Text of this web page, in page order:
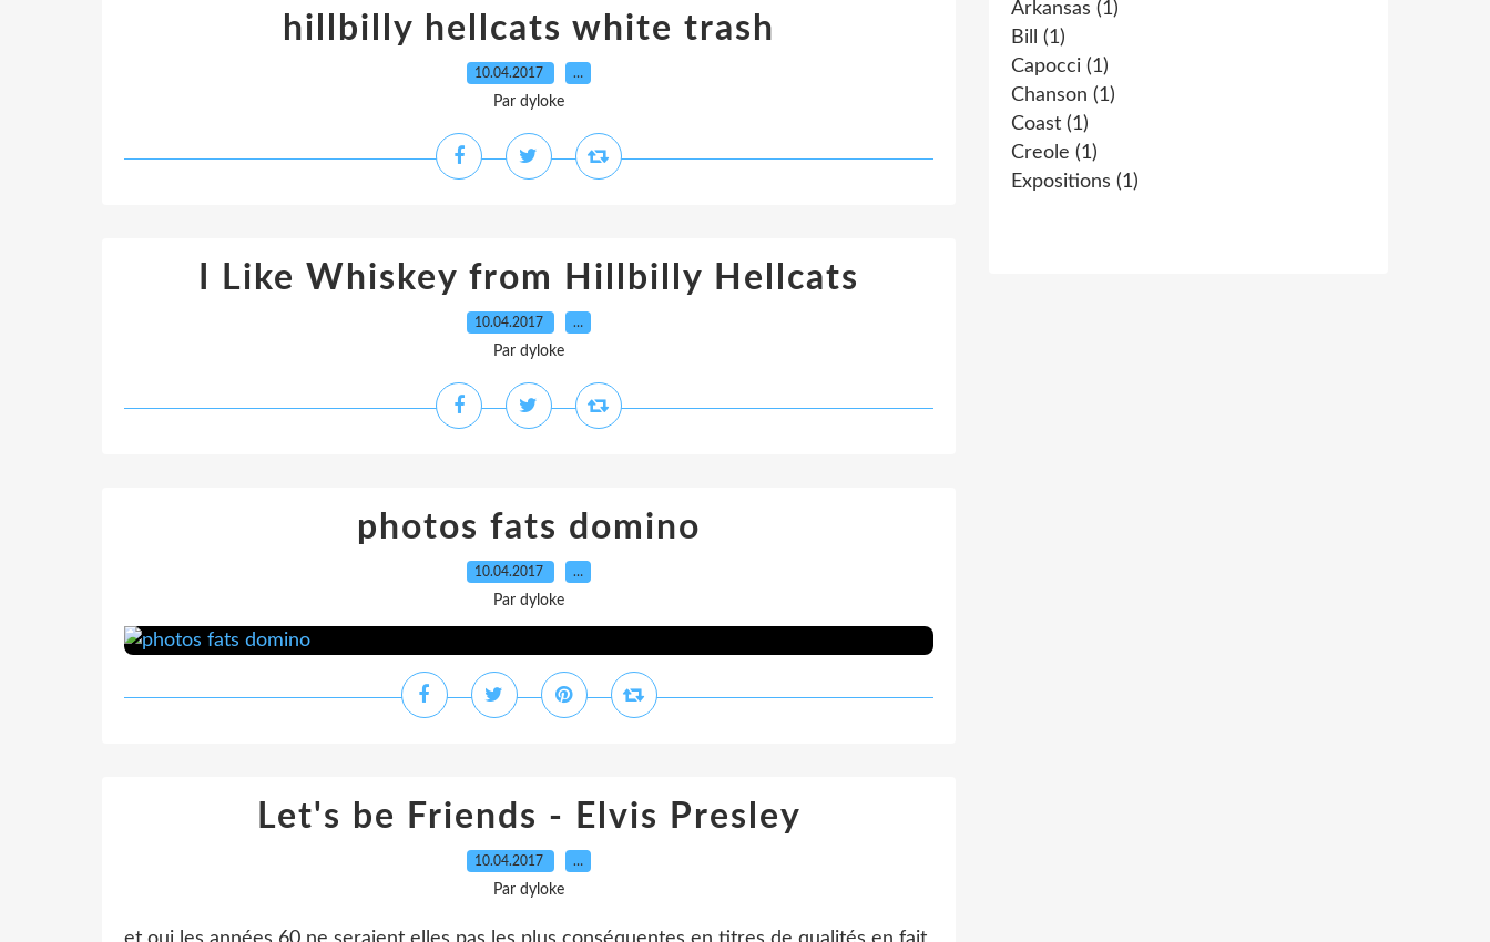
hillbilly hellcats white trash
10.04.2017 …
Par dyloke
I Like Whiskey from Hillbilly Hellcats
10.04.2017 …
Par dyloke
photos fats domino
10.04.2017 …
Par dyloke
Let's be Friends - Elvis Presley
10.04.2017 …
Par dyloke
Arkansas (1)
Bill
(1)
Capocci (1)
Chanson (1)
Coast (1)
Creole (1)
Expositions (1)